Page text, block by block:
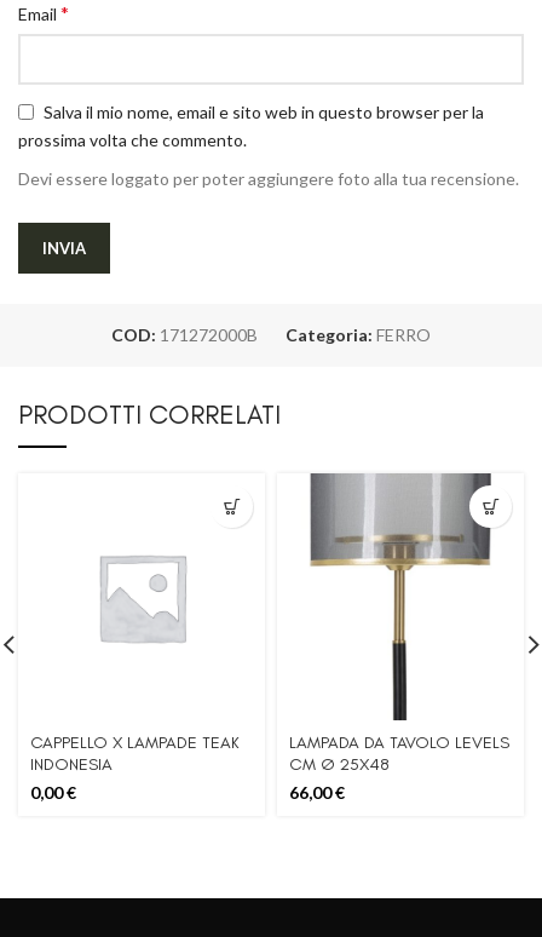
Email *
Salva il mio nome, email e sito web in questo browser per la
prossima volta che commento.
Devi essere loggato per poter aggiungere foto alla tua recensione.
COD: 171272000B Categoria: FERRO
PRODOTTI CORRELATI
CAPPELLO X LAMPADE TEAK
INDONESIA
0,00€
LAMPADA DA TAVOLO LEVELS
CM Ø 25X48
66,00€